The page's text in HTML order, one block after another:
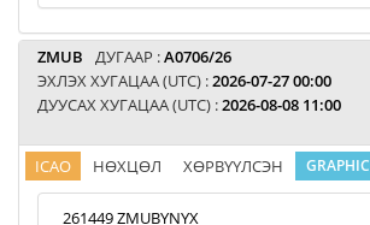
ZMUB ДУГААР :A0706/26
ЭХЛЭХ ХУГАЦАА (UTC) :2026-07-27 00:00
ДУУСАХ ХУГАЦАА (UTC) :2026-08-08 11:00
ICAO НӨХЦӨЛ ХӨРВҮҮЛСЭН GRAPHIC
261449 ZMUBYNYX